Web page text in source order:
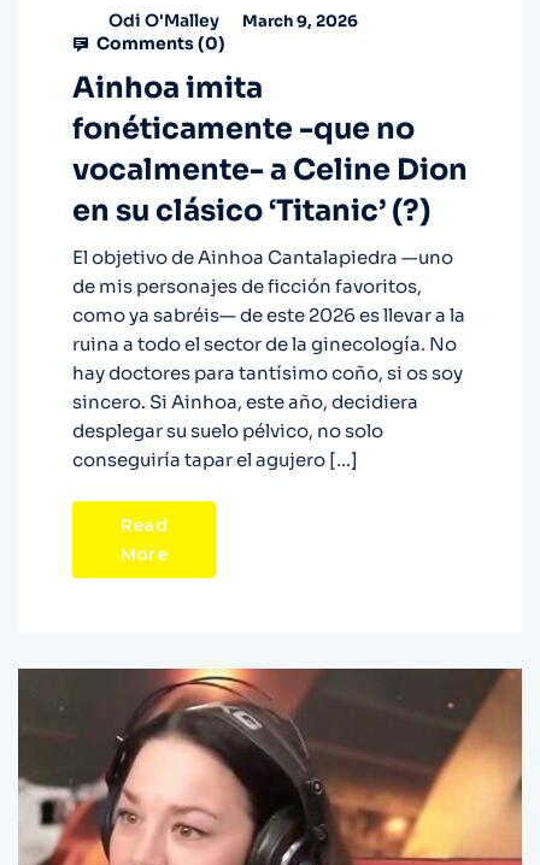
Odi O'Malley March 9, 2026
Comments (0)
Ainhoa imita
fonéticamente -que no
vocalmente- a Celine Dion
en su clásico ‘Titanic’ (?)
El objetivo de Ainhoa Cantalapiedra —uno
de mis personajes de ficción favoritos,
como ya sabréis— de este 2026 es llevar a la
ruina a todo el sector de la ginecología. No
hay doctores para tantísimo coño, si os soy
sincero. Si Ainhoa, este año, decidiera
desplegar su suelo pélvico, no solo
conseguiría tapar el agujero […]
Read
More